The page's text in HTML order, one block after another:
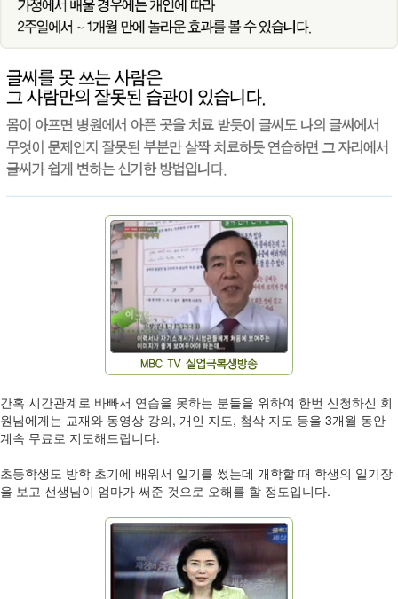
간혹 시간관계로 바빠서 연습을 못하는 분들을 위하여 한번 신청하신 회
원님에게는 교재와 동영상 강의, 개인 지도, 첨삭 지도 등을 3개월 동안
계속 무료로 지도해드립니다.
초등학생도 방학 초기에 배워서 일기를 썼는데 개학할 때 학생의 일기장
을 보고 선생님이 엄마가 써준 것으로 오해를 할 정도입니다.